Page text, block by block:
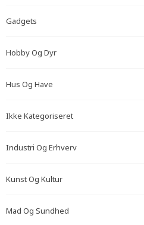
Gadgets
Hobby Og Dyr
Hus Og Have
Ikke Kategoriseret
Industri Og Erhverv
Kunst Og Kultur
Mad Og Sundhed